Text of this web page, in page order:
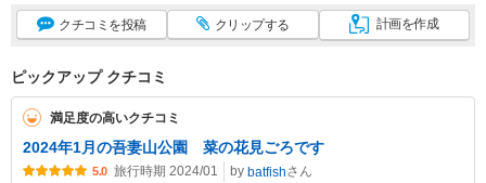
クチコミ を投稿 クリップする 計画を作成
ピックアップ クチコミ
満足度の高いクチコミ
2024年1月の吾妻山公園 菜の花見ごろです
5.0 旅行時期 2024/01 by batfishさん